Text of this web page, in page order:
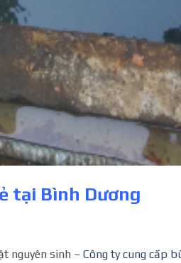
tại Bình Dương
nguyên sinh – Công ty cung cấp